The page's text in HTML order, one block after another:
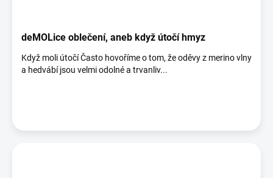
deMOLice oblečení, aneb když útočí hmyz
Když moli útočí Často hovoříme o tom, že oděvy z merino vlny
a hedvábí jsou velmi odolné a trvanliv...